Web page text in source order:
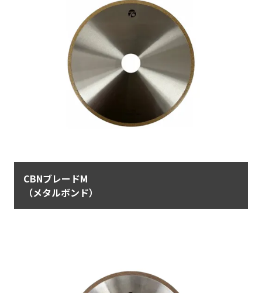
CBNブレードM
（メタルボンド）